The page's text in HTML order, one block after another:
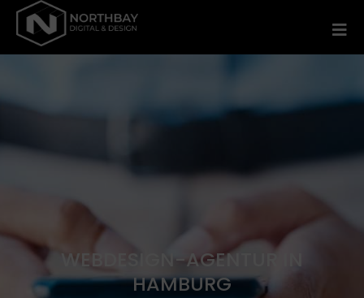
WEBDESIGN-AGENTUR IN
HAMBURG